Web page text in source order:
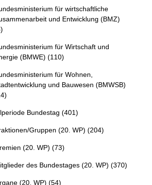
für wirtschaftliche
und Entwicklung (BMZ)
für Wirtschaft und
(BMWE) (110)
für Wohnen,
und Bauwesen (BMWSB)
Bundestag (401)
Gruppen (20. WP) (204)
(20. WP) (73)
des Bundestages (20. WP) (370)
(20. WP) (54)